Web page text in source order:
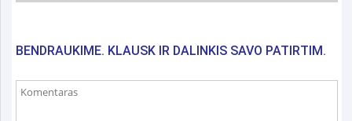
BENDRAUKIME. KLAUSK IR DALINKIS SAVO PATIRTIM.